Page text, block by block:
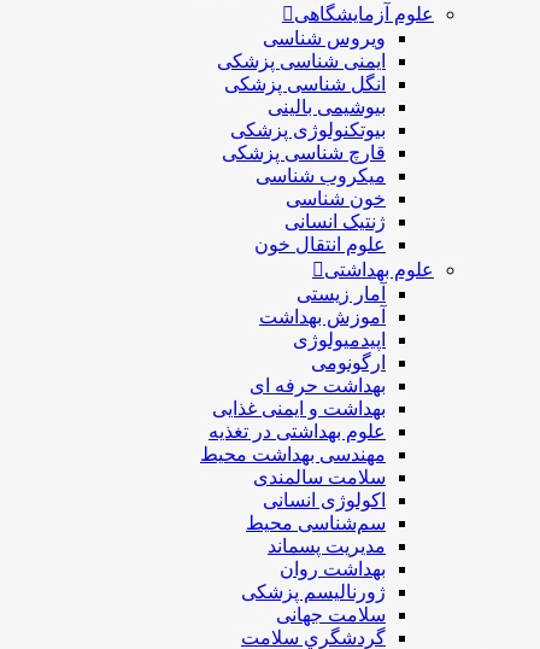
علوم آزمایشگاهی
ویروس شناسی
ایمنی شناسی پزشكی
انگل شناسی پزشکی
بیوشیمی بالینی
بیوتکنولوژی پزشکی
قارچ شناسی پزشکی
ميكروب شناسی
خون شناسی
ژنتیک انسانی
علوم انتقال خون
علوم بهداشتی
آمار زیستی
آموزش بهداشت
اپیدمیولوژی
ارگونومی
بهداشت حرفه ای
بهداشت و ایمنی غذایی
علوم بهداشتی در تغذیه
مهندسی بهداشت محيط
سلامت سالمندی
اکولوژی انسانی
سم‌شناسی محیط
مدیریت پسماند
بهداشت روان
ژورنالیسم پزشکی
سلامت جهانی
گردشگري سلامت